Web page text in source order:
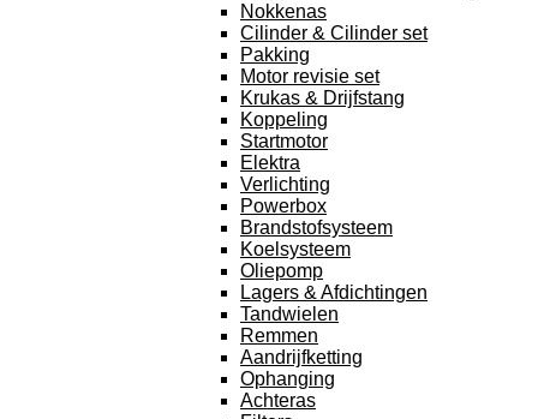
Nokkenas
Cilinder & Cilinder set
Pakking
Motor revisie set
Krukas & Drijfstang
Koppeling
Startmotor
Elektra
Verlichting
Powerbox
Brandstofsysteem
Koelsysteem
Oliepomp
Lagers & Afdichtingen
Tandwielen
Remmen
Aandrijfketting
Ophanging
Achteras